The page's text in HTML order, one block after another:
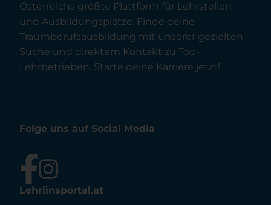
Österreichs größte Plattform für Lehrstellen
und Ausbildungsplätze. Finde deine
Traumberufsausbildung mit unserer gezielten
Suche und direktem Kontakt zu Top-
Lehrbetrieben. Starte deine Karriere jetzt!
Folge uns auf Social Media
Lehrlinsportal.at